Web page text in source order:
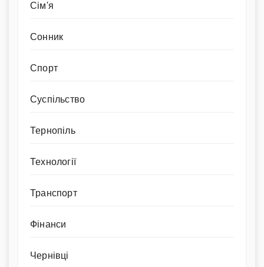
Сім'я
Сонник
Спорт
Суспільство
Тернопіль
Технології
Транспорт
Фінанси
Чернівці